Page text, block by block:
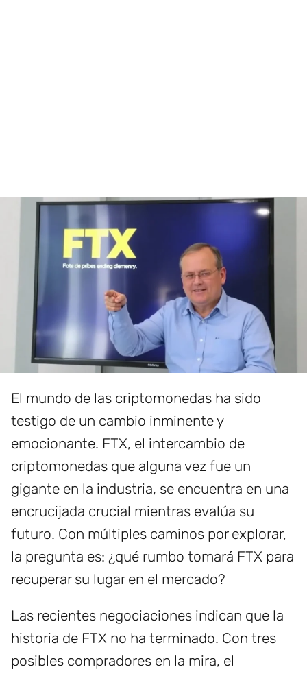
El mundo de las criptomonedas ha sido
testigo de un cambio inminente y
emocionante. FTX, el intercambio de
criptomonedas que alguna vez fue un
gigante en la industria, se encuentra en una
encrucijada crucial mientras evalúa su
futuro. Con múltiples caminos por explorar,
la pregunta es: ¿qué rumbo tomará FTX para
recuperar su lugar en el mercado?
Las recientes negociaciones indican que la
historia de FTX no ha terminado. Con tres
posibles compradores en la mira, el